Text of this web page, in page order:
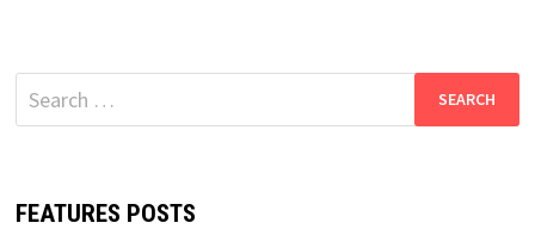
Search
for:
FEATURES POSTS